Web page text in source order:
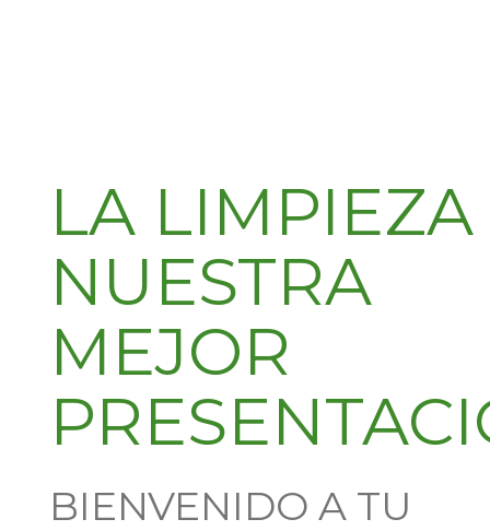
LA LIMPIEZA
NUESTRA
MEJOR
BIENVENIDO A TU